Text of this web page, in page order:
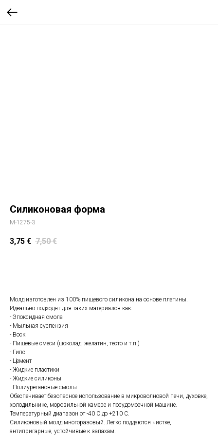
Силиконовая форма
M-1275-3
3,75 € 7,50 €
Молд изготовлен из 100% пищевого силикона на основе платины.
Идеально подходят для таких материалов как:
- Эпоксидная смола
- Мыльная суспензия
- Воск
- Пищевые смеси (шоколад, желатин, тесто и т.п.)
- Гипс
- Цемент
- Жидкие пластики
- Жидкие силиконы
- Полиуретановые смолы
Обеспечивает безопасное использование в микроволновой печи, духовке,
холодильнике, морозильной камере и посудомоечной машине.
Температурный диапазон от -40 С до +210 С.
Силиконовый молд многоразовый. Легко поддаются чистке,
антипригарные, устойчивые к запахам.